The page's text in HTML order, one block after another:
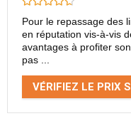
Pour le repassage des
en réputation vis-à-vis
avantages à profiter
pas ...
VÉRIFIEZ LE PRIX